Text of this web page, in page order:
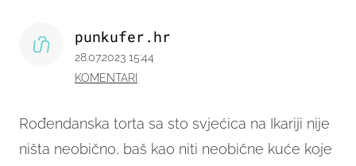
Rođendanska torta sa sto svjećica na Ikariji nije
ništa neobično, baš kao niti neobične kuće koje
punkufer.hr
28.07.2023 15:44
KOMENTARI